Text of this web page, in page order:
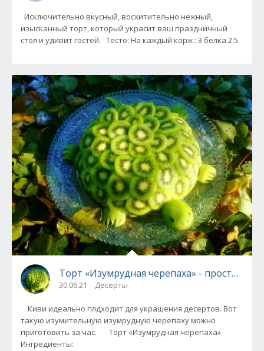
Исключительно вкусный, восхитительно нежный,
изысканный торт, который украсит ваш праздничный
стол и удивит гостей. Тесто: На каждый корж : 3 белка 2.5
Торт «Изумрудная черепаха» - просто и
30.06.21 Десерты
Киви идеально плдходит для украшения десертов. Вот
такую изумительную изумрудную черепаху можно
приготовить за час. Торт «Изумрудная черепаха»
Ингредиенты: